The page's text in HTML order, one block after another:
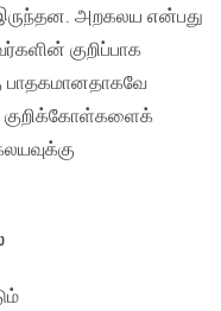
அறகலய என்பது
குறிப்பாக
குறிக்கோள்களைக்